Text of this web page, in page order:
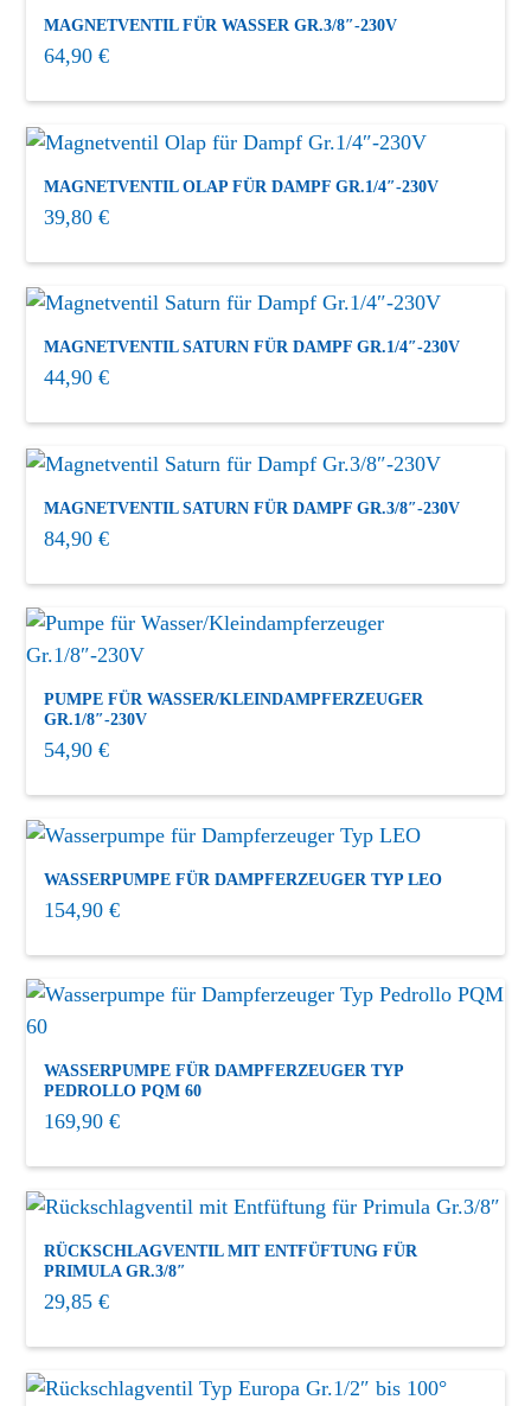
MAGNETVENTIL FÜR WASSER GR.3/8″-230V
64,90€
MAGNETVENTIL OLAP FÜR DAMPF GR.1/4″-230V
39,80€
MAGNETVENTIL SATURN FÜR DAMPF GR.1/4″-230V
44,90€
MAGNETVENTIL SATURN FÜR DAMPF GR.3/8″-230V
84,90€
PUMPE FÜR WASSER/KLEINDAMPFERZEUGER
GR.1/8″-230V
54,90€
WASSERPUMPE FÜR DAMPFERZEUGER TYP LEO
154,90€
WASSERPUMPE FÜR DAMPFERZEUGER TYP
PEDROLLO PQM 60
169,90€
RÜCKSCHLAGVENTIL MIT ENTFÜFTUNG FÜR
PRIMULA GR.3/8″
29,85€